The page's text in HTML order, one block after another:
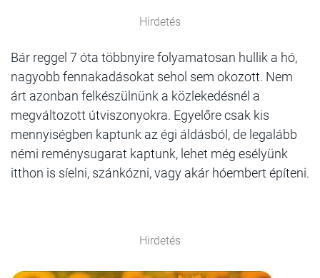
Hirdetés
Bár reggel 7 óta többnyire folyamatosan hullik a hó,
nagyobb fennakadásokat sehol sem okozott. Nem
árt azonban felkészülnünk a közlekedésnél a
megváltozott útviszonyokra. Egyelőre csak kis
mennyiségben kaptunk az égi áldásból, de legalább
némi reménysugarat kaptunk, lehet még esélyünk
itthon is síelni, szánkózni, vagy akár hóembert építeni.
Hirdetés